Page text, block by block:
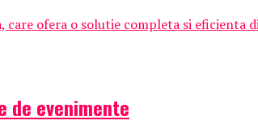
ofera o solutie completa si eficienta
de evenimente